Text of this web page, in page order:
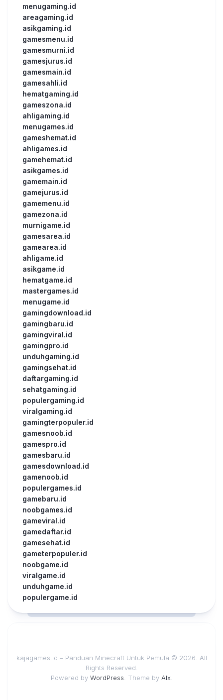
menugaming.id
areagaming.id
asikgaming.id
gamesmenu.id
gamesmurni.id
gamesjurus.id
gamesmain.id
gamesahli.id
hematgaming.id
gameszona.id
ahligaming.id
menugames.id
gameshemat.id
ahligames.id
gamehemat.id
asikgames.id
gamemain.id
gamejurus.id
gamemenu.id
gamezona.id
murnigame.id
gamesarea.id
gamearea.id
ahligame.id
asikgame.id
hematgame.id
mastergames.id
menugame.id
gamingdownload.id
gamingbaru.id
gamingviral.id
gamingpro.id
unduhgaming.id
gamingsehat.id
daftargaming.id
sehatgaming.id
populergaming.id
viralgaming.id
gamingterpopuler.id
gamesnoob.id
gamespro.id
gamesbaru.id
gamesdownload.id
gamenoob.id
populergames.id
gamebaru.id
noobgames.id
gameviral.id
gamedaftar.id
gamesehat.id
gameterpopuler.id
noobgame.id
viralgame.id
unduhgame.id
populergame.id
kajagames.id – Panduan Minecraft Untuk Pemula © 2026. All
Rights Reserved.
Powered by WordPress . Theme by Alx